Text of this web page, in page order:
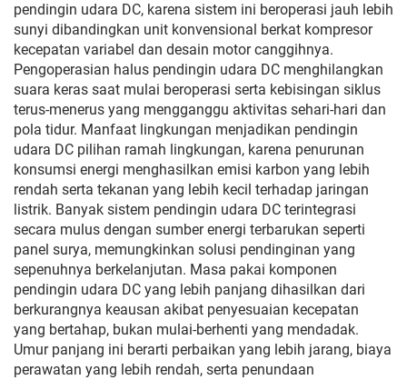
pendingin udara DC, karena sistem ini beroperasi jauh lebih
sunyi dibandingkan unit konvensional berkat kompresor
kecepatan variabel dan desain motor canggihnya.
Pengoperasian halus pendingin udara DC menghilangkan
suara keras saat mulai beroperasi serta kebisingan siklus
terus-menerus yang mengganggu aktivitas sehari-hari dan
pola tidur. Manfaat lingkungan menjadikan pendingin
udara DC pilihan ramah lingkungan, karena penurunan
konsumsi energi menghasilkan emisi karbon yang lebih
rendah serta tekanan yang lebih kecil terhadap jaringan
listrik. Banyak sistem pendingin udara DC terintegrasi
secara mulus dengan sumber energi terbarukan seperti
panel surya, memungkinkan solusi pendinginan yang
sepenuhnya berkelanjutan. Masa pakai komponen
pendingin udara DC yang lebih panjang dihasilkan dari
berkurangnya keausan akibat penyesuaian kecepatan
yang bertahap, bukan mulai-berhenti yang mendadak.
Umur panjang ini berarti perbaikan yang lebih jarang, biaya
perawatan yang lebih rendah, serta penundaan